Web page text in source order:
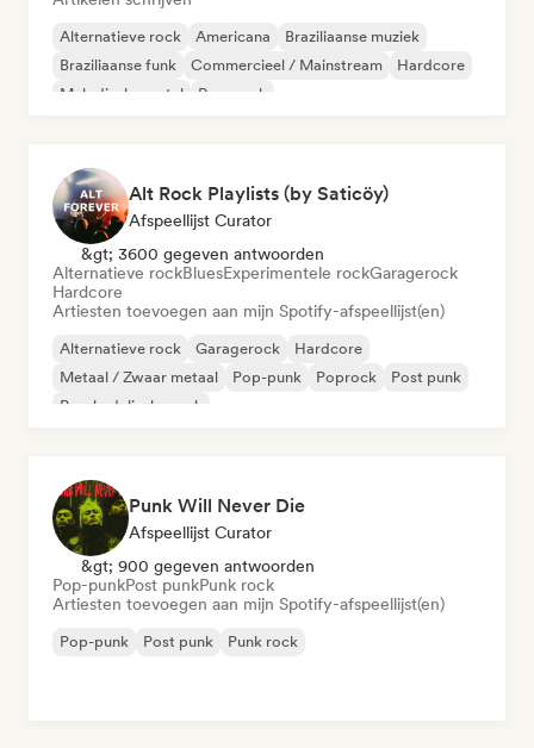
Alternatieve rock Americana
Braziliaanse muziek
Braziliaanse funk
Commercieel / Mainstream
Hardcore
Melodische metal
Pop-punk
Alt Rock Playlists (by Saticöy)
Afspeellijst Curator
&gt; 3600 gegeven antwoorden
Alternatieve rockBluesExperimentele rockGaragerock
Hardcore
Artiesten toevoegen aan mijn Spotify-afspeellijst(en)
Alternatieve rock Garagerock
Hardcore
Metaal / Zwaar metaal
Pop-punk Poprock
Post punk
Psychedelische rock
Punk Will Never Die
Afspeellijst Curator
&gt; 900 gegeven antwoorden
Pop-punkPost punkPunk rock
Artiesten toevoegen aan mijn Spotify-afspeellijst(en)
Pop-punk Post punk Punk rock